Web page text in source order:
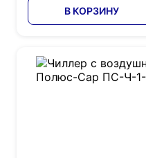
В КОРЗИНУ